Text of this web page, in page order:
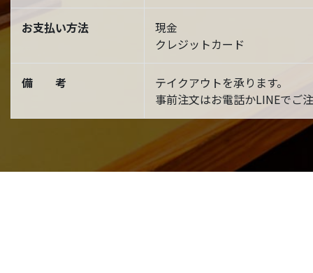
お支払い方法
現金
クレジットカード
備 考
テイクアウトを承ります。
事前注文はお電話かLINEでご